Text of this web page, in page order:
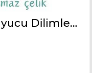
ModaCar Parmak Koruyucu Dilimleme Parmak Kesme Önleyici Çelik 2 ADET